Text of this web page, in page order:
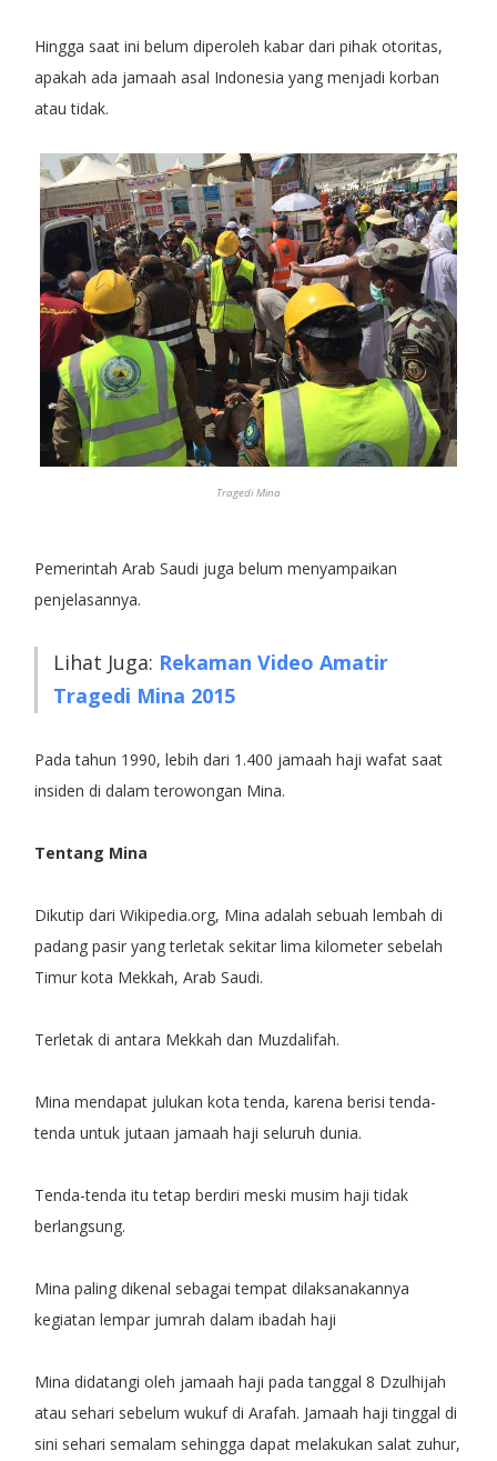
Hingga saat ini belum diperoleh kabar dari pihak otoritas,
apakah ada jamaah asal Indonesia yang menjadi korban
atau tidak.
Tragedi Mina
Pemerintah Arab Saudi juga belum menyampaikan
penjelasannya.
Lihat Juga: Rekaman Video Amatir
Tragedi Mina 2015
Pada tahun 1990, lebih dari 1.400 jamaah haji wafat saat
insiden di dalam terowongan Mina.
Tentang Mina
Dikutip dari Wikipedia.org, Mina adalah sebuah lembah di
padang pasir yang terletak sekitar lima kilometer sebelah
Timur kota Mekkah, Arab Saudi.
Terletak di antara Mekkah dan Muzdalifah.
Mina mendapat julukan kota tenda, karena berisi tenda-
tenda untuk jutaan jamaah haji seluruh dunia.
Tenda-tenda itu tetap berdiri meski musim haji tidak
berlangsung.
Mina paling dikenal sebagai tempat dilaksanakannya
kegiatan lempar jumrah dalam ibadah haji
Mina didatangi oleh jamaah haji pada tanggal 8 Dzulhijah
atau sehari sebelum wukuf di Arafah. Jamaah haji tinggal di
sini sehari semalam sehingga dapat melakukan salat zuhur,